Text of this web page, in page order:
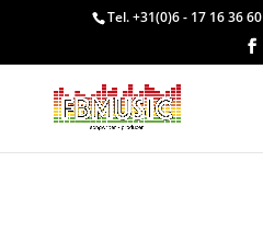
Tel. +31(0)6 - 17 16 36 60